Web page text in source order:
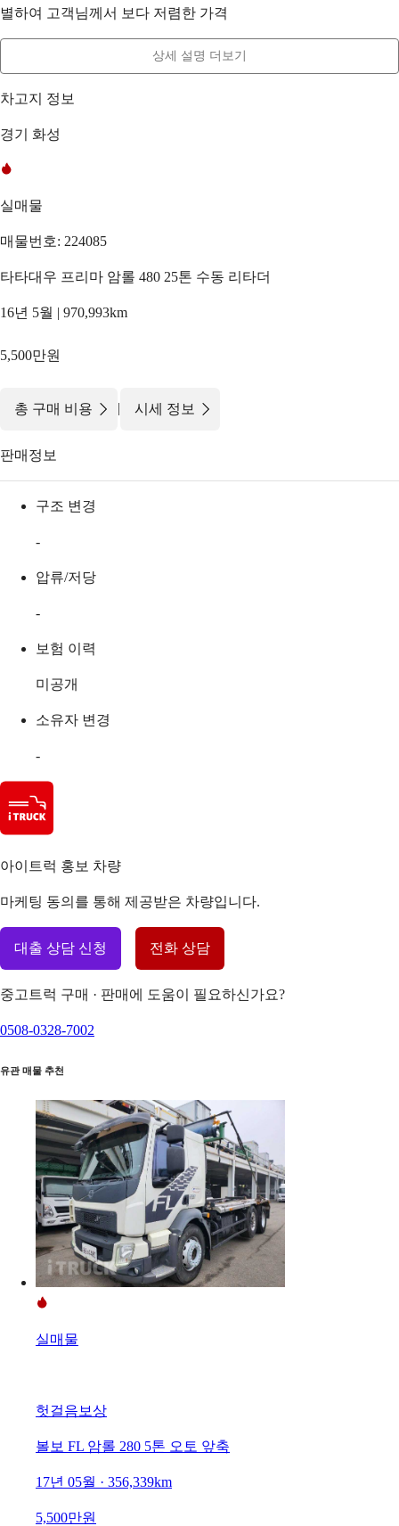
별하여 고객님께서 보다 저렴한 가격
상세 설명 더보기
차고지 정보
경기 화성
실매물
매물번호: 224085
타타대우 프리마 암롤 480 25톤 수동 리타더
16년 5월 | 970,993km
5,500만원
총 구매 비용 | 시세 정보
판매정보
구조 변경
-
압류/저당
-
보험 이력
미공개
소유자 변경
-
아이트럭 홍보 차량
마케팅 동의를 통해 제공받은 차량입니다.
대출 상담 신청 전화 상담
중고트럭 구매 · 판매에 도움이 필요하신가요?
0508-0328-7002
유관 매물 추천
실매물
헛걸음보상
볼보 FL 암롤 280 5톤 오토 앞축
17년 05월 · 356,339km
5,500만원